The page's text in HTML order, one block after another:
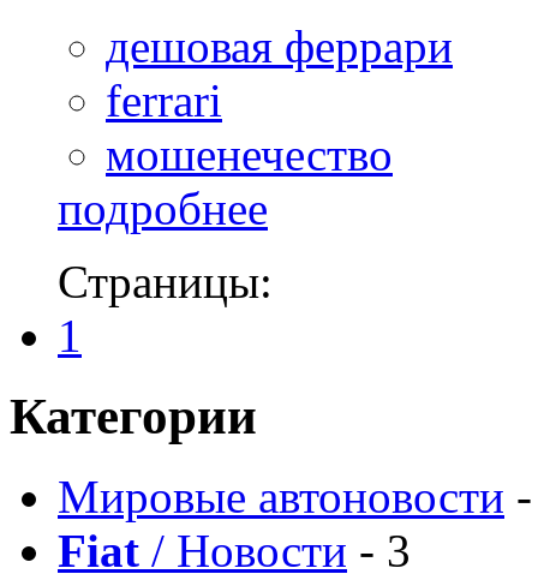
дешовая феррари
ferrari
мошенечество
подробнее
Страницы:
1
Категории
Мировые автоновости
Fiat / Новости - 3